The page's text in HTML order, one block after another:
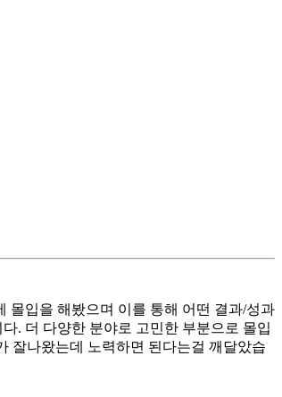
몰입을 해봤으며 이를 통해 어떤 결과/성과
. 더 다양한 분야로 고민한 부분으로 몰입
잘나왔는데 노력하면 된다는걸 깨달았습